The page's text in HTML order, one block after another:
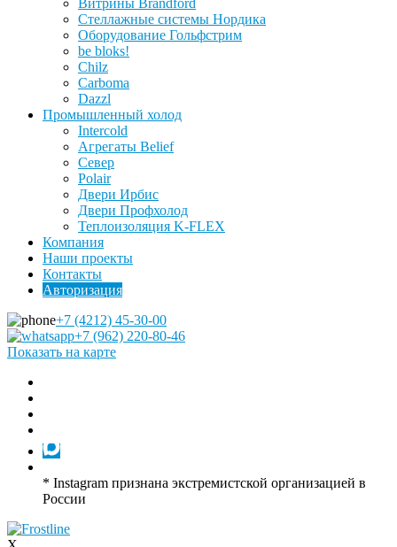
Витрины Brandford
Стеллажные системы Нордика
Оборудование Гольфстрим
be bloks!
Chilz
Carboma
Dazzl
Промышленный холод
Intercold
Агрегаты Belief
Север
Polair
Двери Ирбис
Двери Профхолод
Теплоизоляция K-FLEX
Компания
Наши проекты
Контакты
Авторизация
+7 (4212) 45-30-00
+7 (962) 220-80-46
Показать на карте
* Instagram признана экстремистской организацией в
России